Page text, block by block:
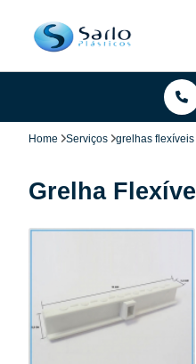
Home Serviços grelhas flexíveis
Grelha Flexível